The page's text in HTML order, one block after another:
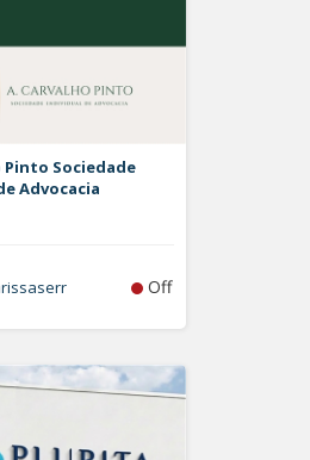
Pinto Sociedade
Advocacia
Off